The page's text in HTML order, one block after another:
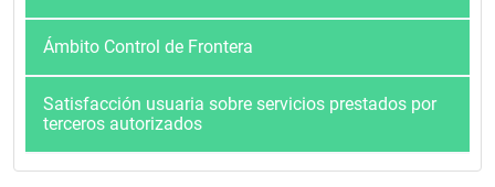
Ámbito Control de Frontera
Satisfacción usuaria sobre servicios prestados por
terceros autorizados